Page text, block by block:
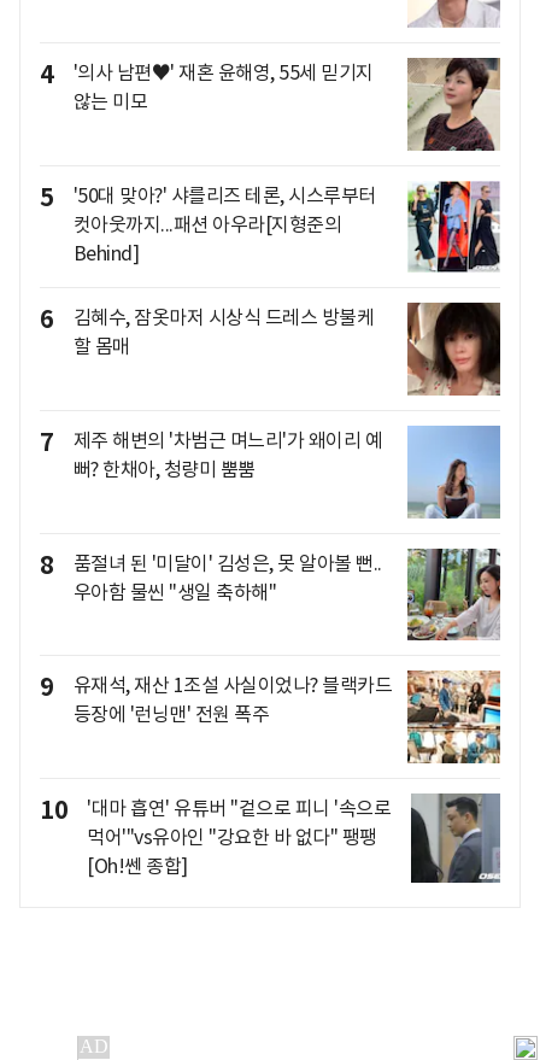
4
'의사 남편♥' 재혼 윤해영, 55세 믿기지
않는 미모
5
'50대 맞아?' 샤를리즈 테론, 시스루부터
컷아웃까지...패션 아우라[지형준의
Behind]
6
김혜수, 잠옷마저 시상식 드레스 방불케
할 몸매
7
제주 해변의 '차범근 며느리'가 왜이리 예
뻐? 한채아, 청량미 뿜뿜
8
품절녀 된 '미달이' 김성은, 못 알아볼 뻔..
우아함 물씬 "생일 축하해"
9
유재석, 재산 1조설 사실이었나? 블랙카드
등장에 '런닝맨' 전원 폭주
10
'대마 흡연' 유튜버 "겉으로 피니 '속으로
먹어'"vs유아인 "강요한 바 없다" 팽팽
[Oh!쎈 종합]